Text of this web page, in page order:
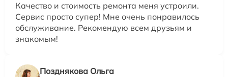
Качество и стоимость ремонта меня устроили.
Сервис просто супер! Мне очень понравилось
обслуживание. Рекомендую всем друзьям и
знакомым!
Позднякова Ольга